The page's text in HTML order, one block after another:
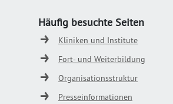
Häufig besuchte Seiten
Kliniken und Institute
Fort- und Weiterbildung
Organisationsstruktur
Presseinformationen